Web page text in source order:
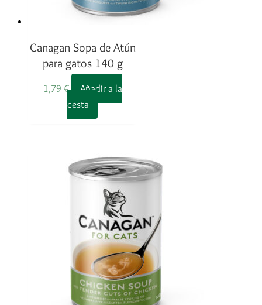
Canagan Sopa de Atún
para gatos 140 g
1,79 €
Añadir a la
cesta